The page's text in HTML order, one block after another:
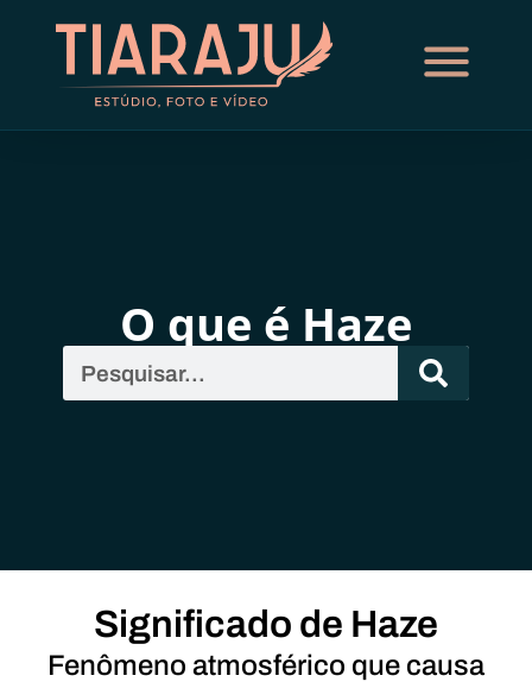
O que é Haze
Significado de Haze
Fenômeno atmosférico que causa